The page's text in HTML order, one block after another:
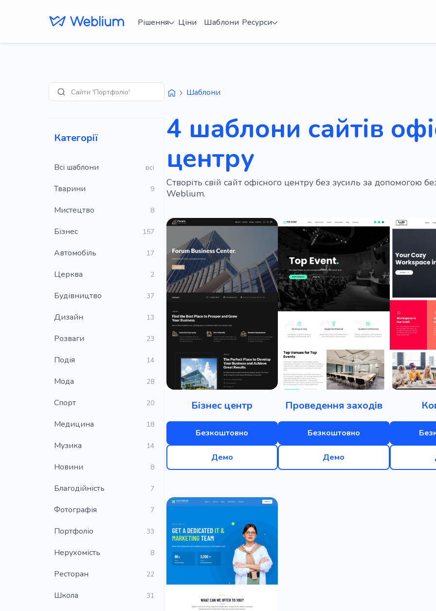
Рішення Ціни Шаблони Ресурси
ПошукСайти 'Портфоліо'
Категорії
Всі шаблони всі
Тварини 9
Мистецтво 8
Бізнес 157
Автомобіль 17
Церква 2
Будівництво 37
Дизайн 13
Розваги 23
Подія 14
Мода 28
Cпорт 20
Медицина 18
Музика 14
Новини 8
Благодійність 7
Фотографія 7
Портфоліо 33
Нерухомість 8
Ресторан 22
Школа 31
Шаблони
4 шаблони сайтів
центру
Створіть свій сайт офісного центру без зусиль за допомогою
Weblium.
Бізнес центр
Безкоштовно
Демо
Проведення заходів
Безкоштовно
Демо